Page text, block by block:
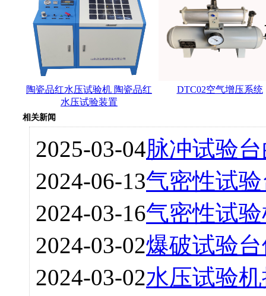
陶瓷品红水压试验机 陶瓷品红
水压试验装置
DTC02空气增压系统
相关新闻
2025-03-04脉冲试验
2024-06-13气密性试
2024-03-16气密性试
2024-03-02爆破试验
2024-03-02水压试验